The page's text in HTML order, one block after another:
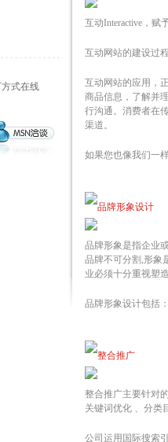
式在线
互动Interactive，赋
互动网站的建设过
互动网站的应用，
商品信息，了解并
行沟通。消费者在
渠道。
如果您也像我们一
品牌形象设计
品牌形象是指企业
品牌不可分割,形象
业必须十分重视塑
品牌形象设计包括
整合推广
整合推广主要针对
关键词优化 、分类
公司运用国际搜索